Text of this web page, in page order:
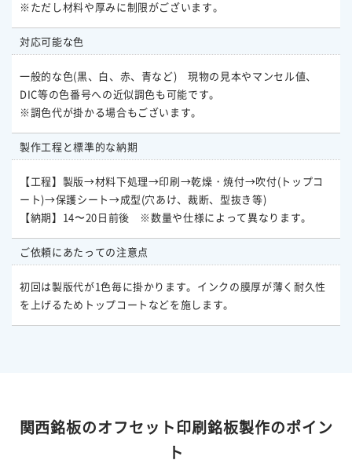
※ただし材料や厚みに制限がございます。
対応可能な色
一般的な色(黒、白、赤、青など) 現物の見本やマンセル値、
DIC等の色番号への近似調色も可能です。
※調色代が掛かる場合もございます。
製作工程と標準的な納期
【工程】製版→材料下処理→印刷→乾燥・焼付→吹付(トップコ
ート)→保護シート→成型(穴あけ、裁断、型抜き等)
【納期】14〜20日前後 ※数量や仕様によって異なります。
ご依頼にあたっての注意点
初回は製版代が1色毎に掛かります。インクの膜厚が薄く耐久性
を上げるためトップコートなどを施します。
関西銘板のオフセット印刷銘板製作のポイン
ト